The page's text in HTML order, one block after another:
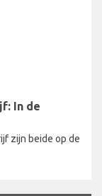
In de
zijn beide op de